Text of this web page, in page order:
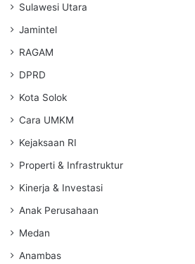
Sulawesi Utara
Jamintel
RAGAM
DPRD
Kota Solok
Cara UMKM
Kejaksaan RI
Properti & Infrastruktur
Kinerja & Investasi
Anak Perusahaan
Medan
Anambas